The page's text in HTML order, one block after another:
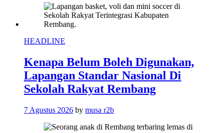
HEADLINE
Kenapa Belum Boleh Digunakan,
Lapangan Standar Nasional Di
Sekolah Rakyat Rembang
7 Agustus 2026 by musa r2b